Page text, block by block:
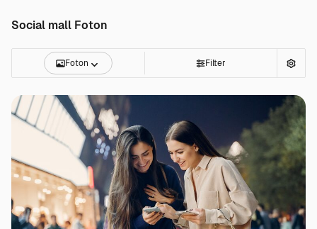
Social mall Foton
Foton Filter